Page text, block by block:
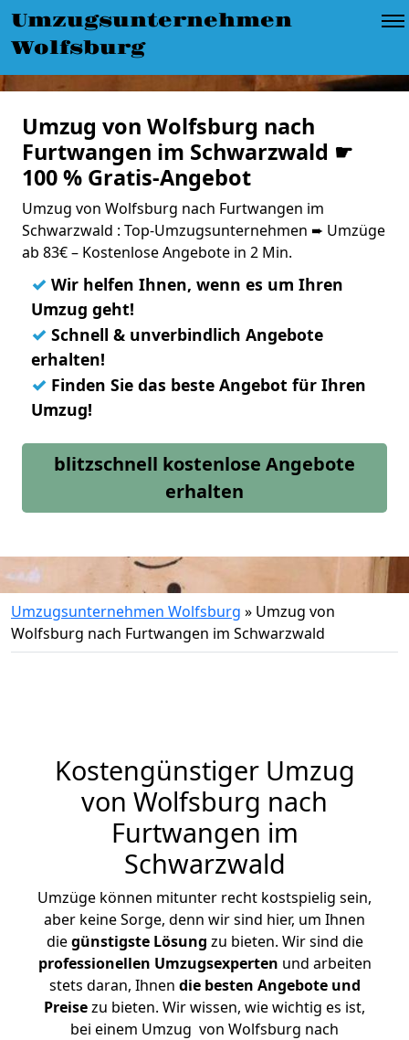
Umzugsunternehmen
Wolfsburg
Umzug von Wolfsburg nach
Furtwangen im Schwarzwald ☛
100 % Gratis-Angebot
Umzug von Wolfsburg nach Furtwangen im
Schwarzwald : Top-Umzugsunternehmen ➨ Umzüge
ab 83€ – Kostenlose Angebote in 2 Min.
✓ Wir helfen Ihnen, wenn es um Ihren
Umzug geht!
✓ Schnell & unverbindlich Angebote
erhalten!
✓ Finden Sie das beste Angebot für Ihren
Umzug!
blitzschnell kostenlose Angebote
erhalten
Umzugsunternehmen Wolfsburg » Umzug von
Wolfsburg nach Furtwangen im Schwarzwald
Kostengünstiger Umzug
von Wolfsburg nach
Furtwangen im
Schwarzwald
Umzüge können mitunter recht kostspielig sein,
aber keine Sorge, denn wir sind hier, um Ihnen
diegünstigste Lösung zu bieten. Wir sind die
professionellen Umzugsexperten und arbeiten
stets daran, Ihnen die besten Angebote und
Preisezu bieten. Wir wissen, wie wichtig es ist,
bei einem Umzug von Wolfsburg nach